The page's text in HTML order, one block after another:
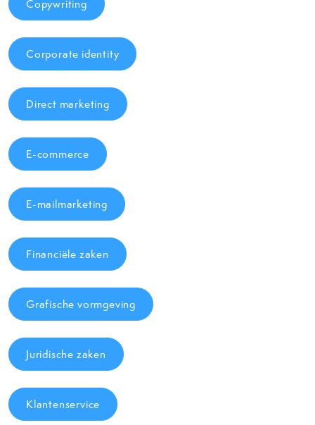
Copywriting
Corporate identity
Direct marketing
E-commerce
E-mailmarketing
Financiële zaken
Grafische vormgeving
Juridische zaken
Klantenservice